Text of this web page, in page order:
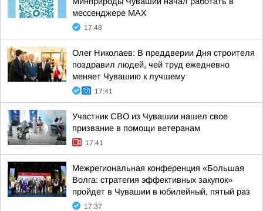
мессенджере МАХ
17:48
Олег Николаев: В преддверии Дня строителя
поздравил людей, чей труд ежедневно
меняет Чувашию к лучшему
17:41
Участник СВО из Чувашии нашел свое
призвание в помощи ветеранам
17:41
Межрегиональная конференция «Большая
Волга: стратегия эффективных закупок»
пройдет в Чувашии в юбилейный, пятый раз
17:37